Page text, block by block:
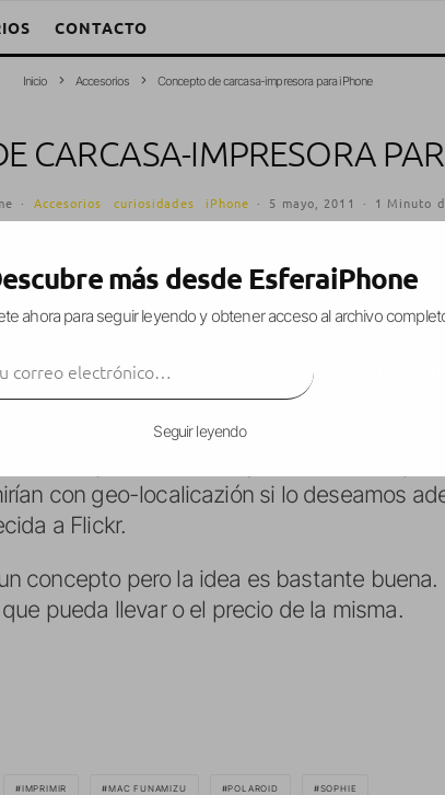
CONTACTO
Inicio Accesorios Concepto de carcasa-impresora para iPhone
CARCASA-IMPRESORA
· Accesorios curiosidades iPhone · 5 mayo, 2011 · 1 Minuto
acaba de postear ensu blogun
el dispositivo, imprimiría las fotos de
que esa fue su inspiración.
una impresora a color y se conectaría
con geo-localicazión si lo deseamos
a Flickr.
concepto pero la idea es bastante
pueda llevar o el precio de la misma.
IMPRIMIR MAC FUNAMIZU POLAROID SOPHIE
más desde EsferaiPhone
ahora para seguir leyendo y obtener acceso al archivo
Seguir leyendo